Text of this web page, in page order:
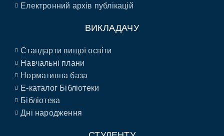
Електронний архів публікацій
ВИКЛАДАЧУ
Стандарти вищої освіти
Навчальні плани
Нормативна база
E-каталог Бібліотеки
Бібліотека
Дні народження